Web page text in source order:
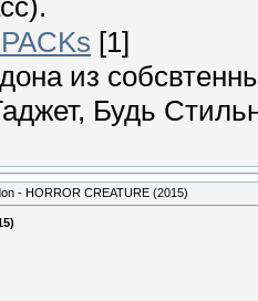
[1]
из
Будь
- HORROR CREATURE (2015)